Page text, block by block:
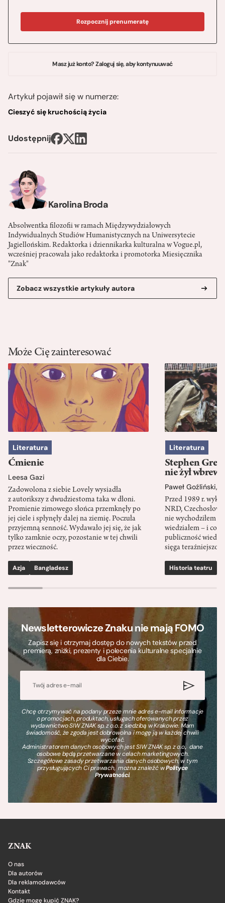
Karolina Broda
Absolwentka filozofii w ramach Międzywydziałowych
Indywidualnych Studiów Humanistycznych na Uniwersytecie
Jagiellońskim. Redaktorka i dziennikarka kulturalna w Vogue.pl,
wcześniej pracowała jako redaktorka i promotorka Miesięcznika
"Znak"
Zobacz wszystkie artykuły autora
Rozpocznij prenumeratę
Masz już konto? Zaloguj się, aby kontynuuwać
Artykuł pojawił się w numerze:
Cieszyć się kruchością życia
Udostępnij
Może Cię zainteresować
Literatura
Ćmienie
Leesa Gazi
Zadowolona z siebie Lovely wysiadła
z autorikszy z dwudziestoma taka w dłoni.
Promienie zimowego słońca przemknęły po
jej ciele i spłynęły dalej na ziemię. Poczuła
przyjemną senność. Wydawało jej się, że jak
tylko zamknie oczy, pozostanie w tej chwili
przez wieczność.
Azja Bangladesz
Literatura
Stephen
nie żył wbrew
Paweł Goźliński,
Przed 1989 r.
NRD,
nie wychodziłem
wiedziałem – i co
publiczność
sięga
Historia teatru
Newsletterowicze Znaku nie mają FOMO
Zapisz się i otrzymaj dostęp do nowych tekstów przed
premierą, zniżki, prezenty i polecenia kulturalne specjalnie
dla Ciebie.
Chcę otrzymywać na podany przeze mnie adres e-mail informacje
o promocjach, produktach, usługach oferowanych przez
wydawnictwo SIW ZNAK sp. z o.o. z siedzibą w Krakowie. Mam
świadomość, że zgoda jest dobrowolna i mogę ją w każdej chwili
wycofać.
Administratorem danych osobowych jest SIW ZNAK sp. z o.o., dane
osobowe będą przetwarzane w celach marketingowych.
Szczegółowe zasady przetwarzania danych osobowych, w tym
przysługujących Ci prawach, można znaleźć wPolityce
Prywatności.
ZNAK
O nas
Dla autorów
Dla reklamodawców
Kontakt
Gdzie mogę kupić ZNAK?